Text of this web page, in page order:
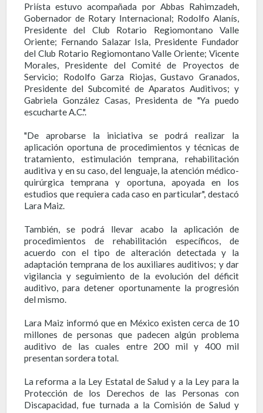
Priísta estuvo acompañada por Abbas Rahimzadeh,
Gobernador de Rotary Internacional; Rodolfo Alanís,
Presidente del Club Rotario Regiomontano Valle
Oriente; Fernando Salazar Isla, Presidente Fundador
del Club Rotario Regiomontano Valle Oriente; Vicente
Morales, Presidente del Comité de Proyectos de
Servicio; Rodolfo Garza Riojas, Gustavo Granados,
Presidente del Subcomité de Aparatos Auditivos; y
Gabriela González Casas, Presidenta de "Ya puedo
escucharte A.C.".
"De aprobarse la iniciativa se podrá realizar la
aplicación oportuna de procedimientos y técnicas de
tratamiento, estimulación temprana, rehabilitación
auditiva y en su caso, del lenguaje, la atención médico-
quirúrgica temprana y oportuna, apoyada en los
estudios que requiera cada caso en particular", destacó
Lara Maiz.
También, se podrá llevar acabo la aplicación de
procedimientos de rehabilitación específicos, de
acuerdo con el tipo de alteración detectada y la
adaptación temprana de los auxiliares auditivos; y dar
vigilancia y seguimiento de la evolución del déficit
auditivo, para detener oportunamente la progresión
del mismo.
Lara Maiz informó que en México existen cerca de 10
millones de personas que padecen algún problema
auditivo de las cuales entre 200 mil y 400 mil
presentan sordera total.
La reforma a la Ley Estatal de Salud y a la Ley para la
Protección de los Derechos de las Personas con
Discapacidad, fue turnada a la Comisión de Salud y